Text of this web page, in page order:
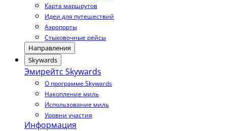
Карта маршрутов
Идеи для путешествий
Аэропорты
Стыковочные рейсы
Направления
Skywards
Эмирейтс Skywards
О программе Skywards
Накопление миль
Использование миль
Уровни участия
Информация